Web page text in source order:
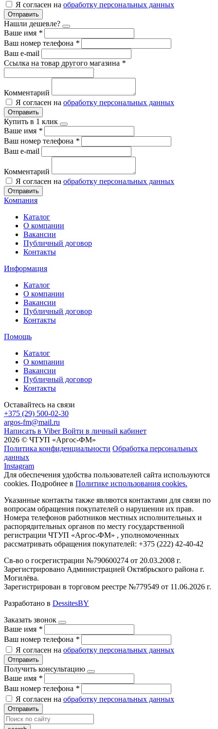
Я согласен на обработку персональных данных
Отправить
Нашли дешевле?
Ваше имя *
Ваш номер телефона *
Ваш e-mail
Ссылка на товар другого магазина *
Комментарий
Я согласен на обработку персональных данных
Отправить
Купить в 1 клик
Ваше имя *
Ваш номер телефона *
Ваш e-mail
Комментарий
Я согласен на обработку персональных данных
Отправить
Компания
Каталог
О компании
Вакансии
Публичный договор
Контакты
Информация
Каталог
О компании
Вакансии
Публичный договор
Контакты
Помощь
Каталог
О компании
Вакансии
Публичный договор
Контакты
Оставайтесь на связи
+375 (29) 500-02-30
argos-fm@mail.ru
Написать в Viber Войти в личный кабинет
2026 © ЧТУП «Аргос-ФМ»
Политика конфиденциальности Обработка персональных
данных
Instagram
Для обеспечения удобства пользователей сайта используются
cookies. Подробнее в Политике использования cookies.
Указанные контакты также являются контактами для связи по
вопросам обращения покупателей о нарушении их прав.
Номера телефонов работников местных исполнительных и
распорядительных органов по месту государственной
регистрации ЧТУП «Аргос-ФМ» , уполномоченных
рассматривать обращения покупателей: +375 (222) 42-40-42
Св-во о госрегистрации №790600274 от 20.03.2008 г.
Зарегистрировано Администрацией Октябрьского района г.
Могилёва.
Зарегистрирован в торговом реестре №779549 от 11.06.2026 г.
Разработано в DessitesBY
Заказать звонок
Ваше имя *
Ваш номер телефона *
Я согласен на обработку персональных данных
Отправить
Получить консультацию
Ваше имя *
Ваш номер телефона *
Я согласен на обработку персональных данных
Отправить